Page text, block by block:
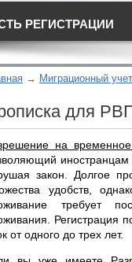
РЕГИСТРАЦИИ
Миграционный
для
на
иностранцам
закон. Долгое
удобств,
требует
Регистрация
от одного до трех лет.